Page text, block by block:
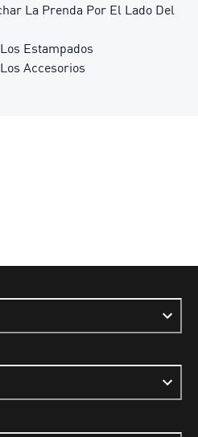
La Prenda Por El Lado Del
Estampados
Accesorios